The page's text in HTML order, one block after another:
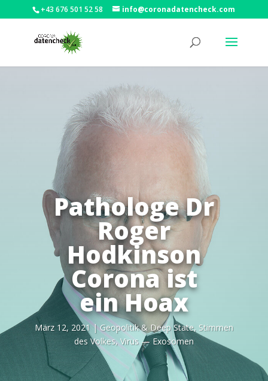
+43 676 501 52 58 info@coronadatencheck.com
Pathologe Dr
Roger
Hodkinson
Corona ist
ein Hoax
März 12, 2021|Geo­po­li­tik & Deep Sta­te, Stim­men
des Vol­kes,Virus — Exosomen